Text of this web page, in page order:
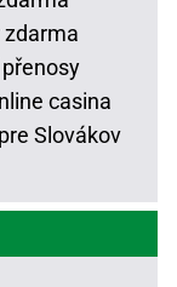
zdarma
casina
Slovákov